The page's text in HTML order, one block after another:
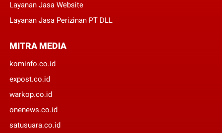
Layanan Jasa Website
Layanan Jasa Perizinan PT DLL
MITRA MEDIA
kominfo.co.id
expost.co.id
warkop.co.id
onenews.co.id
satusuara.co.id